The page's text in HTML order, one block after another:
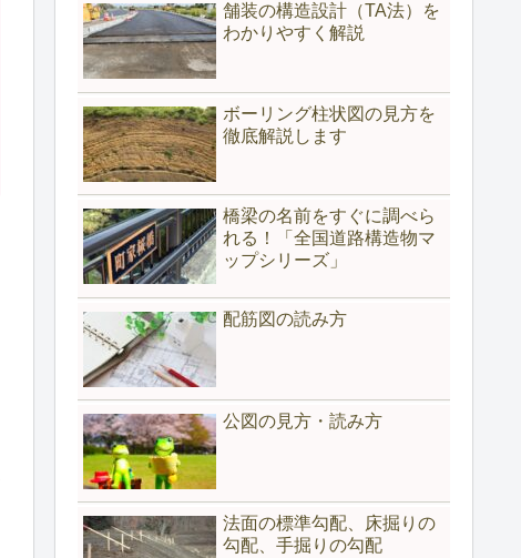
舗装の構造設計（TA法）を
わかりやすく解説
ボーリング柱状図の見方を
徹底解説します
橋梁の名前をすぐに調べら
れる！「全国道路構造物マ
ップシリーズ」
配筋図の読み方
公図の見方・読み方
法面の標準勾配、床掘りの
勾配、手掘りの勾配